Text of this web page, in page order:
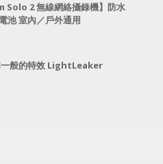
Solo 2 無線網絡攝錄機】防水
池 室內／戶外通用
一般的特效 LightLeaker